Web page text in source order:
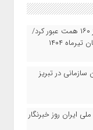
درآمدهای عملیاتی بانک ملت از ۱۶۰ همت عبور کرد/
سازمانی در تبریز
ایران روز خبرنگار